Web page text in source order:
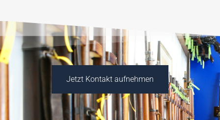
Jetzt Kontakt aufnehmen